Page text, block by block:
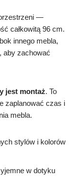
—
całkowitą 96 cm.
innego mebla,
aby zachować
jest montaż. To
zaplanować czas i
mebla.
stylów i kolorów
w dotyku